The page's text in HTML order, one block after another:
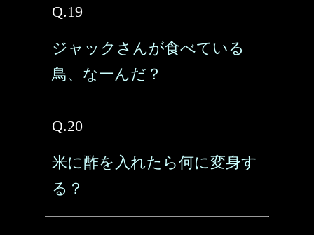
Q.19
ジャックさんが食べている
鳥、なーんだ？
Q.20
米に酢を入れたら何に変身す
る？